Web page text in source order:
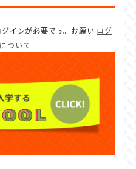
インが必要です。お願い ログ
ついて